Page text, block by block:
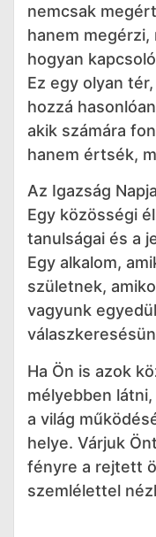
nemcsak
hanem
hogyan
Ez egy olyan
hozzá
akik számára
hanem értsék,
Az Igazság
Egy közösségi
tanulságai és a
Egy alkalom,
születnek,
vagyunk
Ha Ön is azok
mélyebben
a világ
helye. Várjuk
fényre a rejtett
szemlélettel